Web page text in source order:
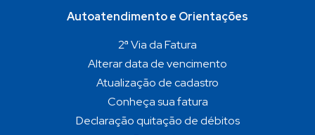
Autoatendimento e Orientações
2ª Via da Fatura
Alterar data de vencimento
Atualização de cadastro
Conheça sua fatura
Declaração quitação de débitos